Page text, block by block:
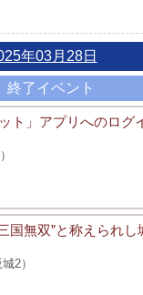
年03月28日
終了イベント
ト」アプリへのログ
国無双”と称えられ
2）